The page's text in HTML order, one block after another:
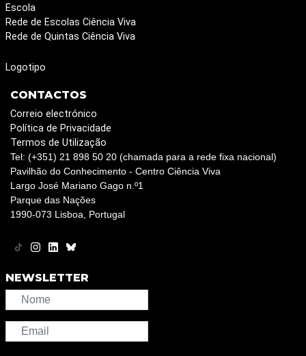
Escola
Rede de Escolas Ciência Viva
Rede de Quintas Ciência Viva
Logotipo
CONTACTOS
Correio electrónico
Política de Privacidade
Termos de Utilização
Tel: (+351) 21 898 50 20 (chamada para a rede fixa nacional)
Pavilhão do Conhecimento - Centro Ciência Viva
Largo José Mariano Gago n.º1
Parque das Nações
1990-073 Lisboa, Portugal
NEWSLETTER